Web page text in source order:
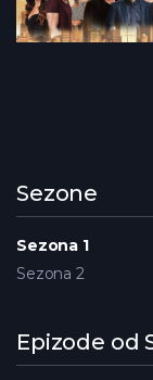
Sezone
Sezona 1
Sezona 2
Epizode od